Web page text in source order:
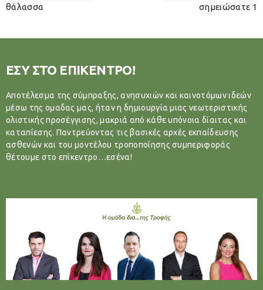
θάλασσα
σημειώσατε 1
ΕΣΥ ΣΤΟ ΕΠΙΚΕΝΤΡΟ!
Αποτέλεσμα της σύμπραξης, ανησυχιών και καινοτόμων ιδεών
μέσω της ομαδας μας, ήταν η δημιουργία μιας νεωτεριστικής
ολιστικής προσέγγισης, μακριά από κάθε υπόνοια δίαιτας και
καταπίεσης. Παντρεύοντας τις βασικές αρχές εκπαίδευσης
ασθενών και του μοντέλου τροποποίησης συμπεριφοράς
θέτουμε στο επίκεντρο…εσένα!